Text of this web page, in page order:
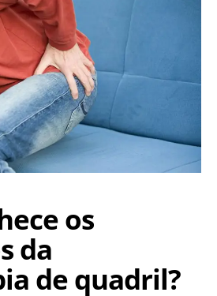
os
da
de quadril?